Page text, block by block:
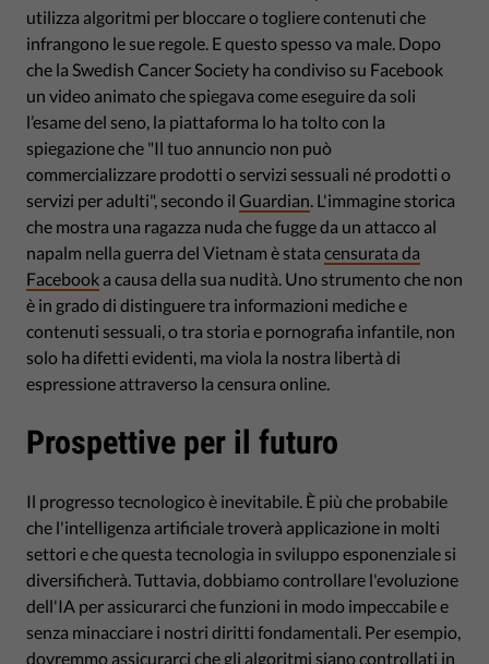
utilizza algoritmi per bloccare o togliere contenuti che
infrangono le sue regole. E questo spesso va male. Dopo
che la Swedish Cancer Society ha condiviso su Facebook
un video animato che spiegava come eseguire da soli
l’esame del seno, la piattaforma lo ha tolto con la
spiegazione che "Il tuo annuncio non può
commercializzare prodotti o servizi sessuali né prodotti o
servizi per adulti", secondo il Guardian . L'immagine storica
che mostra una ragazza nuda che fugge da un attacco al
napalm nella guerra del Vietnam è stata censurata da
Facebook a causa della sua nudità. Uno strumento che non
è in grado di distinguere tra informazioni mediche e
contenuti sessuali, o tra storia e pornografia infantile, non
solo ha difetti evidenti, ma viola la nostra libertà di
espressione attraverso la censura online.
Prospettive per il futuro
Il progresso tecnologico è inevitabile. È più che probabile
che l'intelligenza artificiale troverà applicazione in molti
settori e che questa tecnologia in sviluppo esponenziale si
diversificherà. Tuttavia, dobbiamo controllare l'evoluzione
dell'IA per assicurarci che funzioni in modo impeccabile e
senza minacciare i nostri diritti fondamentali. Per esempio,
dovremmo assicurarci che gli algoritmi siano controllati in